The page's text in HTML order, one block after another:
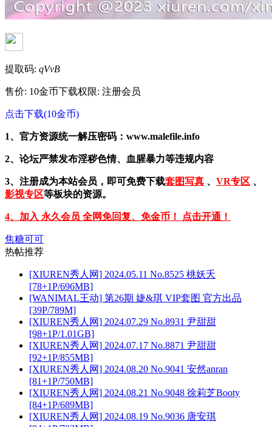
提取码: qVvB
售价: 10金币下载权限: 注册会员
点击下载(10金币)
1、官方资源统一解压密码：www.malefile.info
2、论坛严禁发布淫秽色情、血腥暴力等违规内容
3、注册成为本站会员，即可免费下载套图写真 、 VR专区 、
影视专区等板块的资源。
4、加入 永久会员 全网免回复、免金币！ 点击开通！
焦糖可可
热帖推荐
[XIUREN秀人网] 2024.05.11 No.8525 桃妖夭
[78+1P/696MB]
[WANIMAL王动] 第26期 婕&琪 VIP套图 官方出品
[39P/789M]
[XIUREN秀人网] 2024.07.29 No.8931 尹甜甜
[98+1P/1.01GB]
[XIUREN秀人网] 2024.07.17 No.8871 尹甜甜
[92+1P/855MB]
[XIUREN秀人网] 2024.08.20 No.9041 安然anran
[81+1P/750MB]
[XIUREN秀人网] 2024.08.21 No.9048 徐莉芝Booty
[84+1P/689MB]
[XIUREN秀人网] 2024.08.19 No.9036 唐安琪